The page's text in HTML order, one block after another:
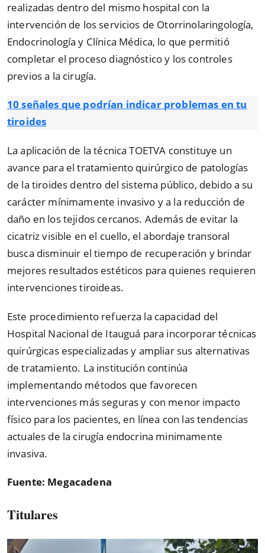
realizadas dentro del mismo hospital con la
intervención de los servicios de Otorrinolaringología,
Endocrinología y Clínica Médica, lo que permitió
completar el proceso diagnóstico y los controles
previos a la cirugía.
10 señales que podrían indicar problemas en tu
tiroides
La aplicación de la técnica TOETVA constituye un
avance para el tratamiento quirúrgico de patologías
de la tiroides dentro del sistema público, debido a su
carácter mínimamente invasivo y a la reducción de
daño en los tejidos cercanos. Además de evitar la
cicatriz visible en el cuello, el abordaje transoral
busca disminuir el tiempo de recuperación y brindar
mejores resultados estéticos para quienes requieren
intervenciones tiroideas.
Este procedimiento refuerza la capacidad del
Hospital Nacional de Itauguá para incorporar técnicas
quirúrgicas especializadas y ampliar sus alternativas
de tratamiento. La institución continúa
implementando métodos que favorecen
intervenciones más seguras y con menor impacto
físico para los pacientes, en línea con las tendencias
actuales de la cirugía endocrina minimamente
invasiva.
Fuente: Megacadena
Titulares